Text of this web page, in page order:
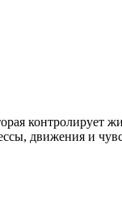
движения и